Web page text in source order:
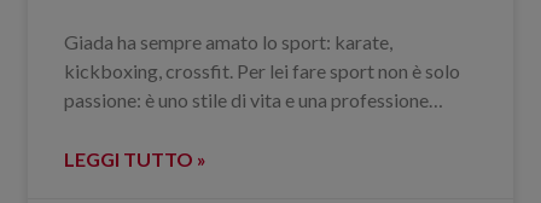
Giada ha sempre amato lo sport: karate,
kickboxing, crossfit. Per lei fare sport non è solo
passione: è uno stile di vita e una professione…
LEGGI TUTTO »